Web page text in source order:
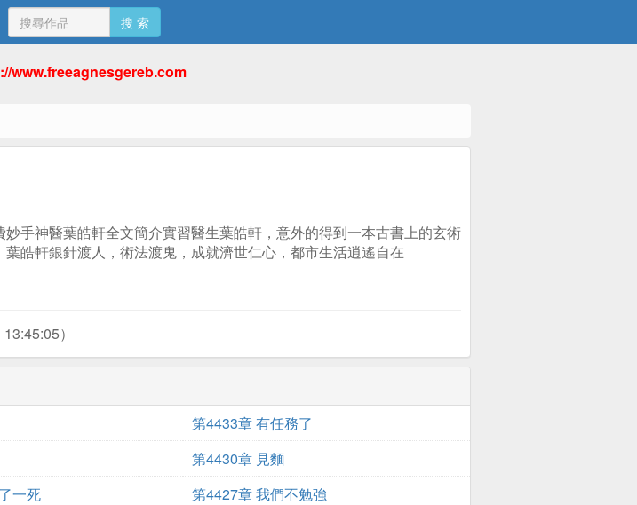
搜 索
www.freeagnesgereb.com
手神醫葉皓軒全文簡介實習醫生葉皓軒，意外的得到一本古書上的玄術
皓軒銀針渡人，術法渡鬼，成就濟世仁心，都市生活逍遙自在
）
第4433章 有任務了
第4430章 見麵
一死 第4427章 我們不勉強